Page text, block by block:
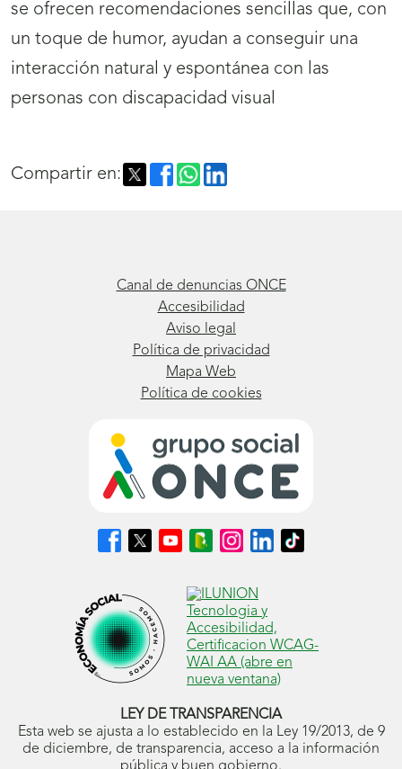
se ofrecen recomendaciones sencillas que, con
un toque de humor, ayudan a conseguir una
interacción natural y espontánea con las
personas con discapacidad visual
Compartir en:
Canal de denuncias ONCE
Accesibilidad
Aviso legal
Política de privacidad
Mapa Web
Política de cookies
Síguenos
en
abrirá
en
ventana
nueva)
Síguenos
en
abrirá
en
ventana
nueva)
Síguenos
en
abrirá
en
ventana
nueva)
Síguenos
en
Blog
ONCE
(se
abrirá
en
ventana
nueva)
Síguenos
en
(se
abrirá
en
ventana
nueva)
Síguenos
en
(se
abrirá
en
ventana
nueva)
Síguenos
en
ventana
nueva)
LEY DE TRANSPARENCIA
Esta web se ajusta a lo establecido en la Ley 19/2013, de 9
de diciembre, de transparencia, acceso a la información